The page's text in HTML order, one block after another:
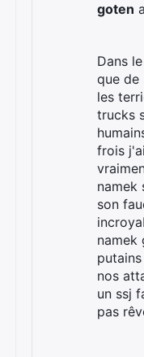
goten
Dans
que de
les
trucks
frois
namek
son
namek
nos
un ssj
pas